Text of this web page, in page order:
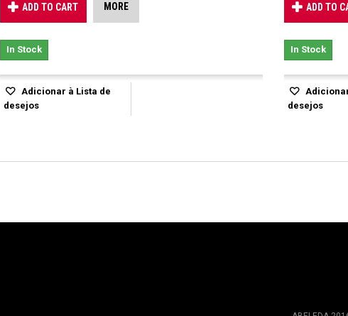
ADD TO CART MORE
In Stock
Adicionar à Lista de
desejos
ADD TO
In Stock
desejos